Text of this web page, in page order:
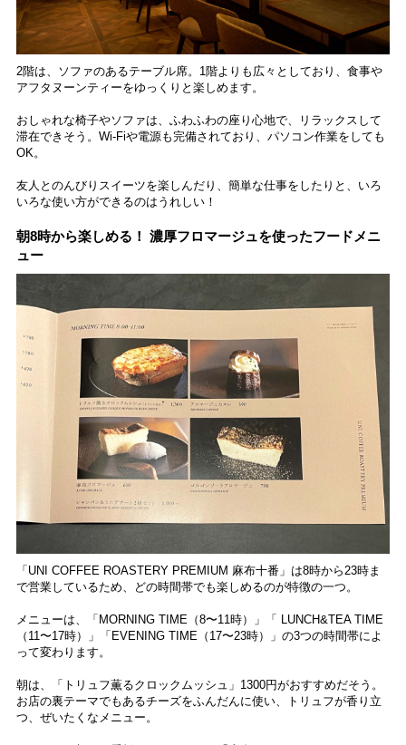
2階は、ソファのあるテーブル席。1階よりも広々としており、食事や
アフタヌーンティーをゆっくりと楽しめます。
おしゃれな椅子やソファは、ふわふわの座り心地で、リラックスして
滞在できそう。Wi-Fiや電源も完備されており、パソコン作業をしても
OK。
友人とのんびりスイーツを楽しんだり、簡単な仕事をしたりと、いろ
いろな使い方ができるのはうれしい！
朝8時から楽しめる！ 濃厚フロマージュを使ったフードメニ
ュー
「UNI COFFEE ROASTERY PREMIUM 麻布十番」は8時から23時ま
で営業しているため、どの時間帯でも楽しめるのが特徴の一つ。
メニューは、「MORNING TIME（8〜11時）」「 LUNCH&TEA TIME
（11〜17時）」「EVENING TIME（17〜23時）」の3つの時間帯によ
って変わります。
朝は、「トリュフ薫るクロックムッシュ」1300円がおすすめだそう。
お店の裏テーマでもあるチーズをふんだんに使い、トリュフが香り立
つ、ぜいたくなメニュー。